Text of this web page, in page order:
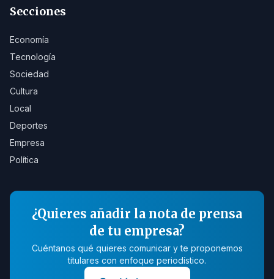
Secciones
Economía
Tecnología
Sociedad
Cultura
Local
Deportes
Empresa
Política
¿Quieres añadir la nota de prensa
de tu empresa?
Cuéntanos qué quieres comunicar y te proponemos
titulares con enfoque periodístico.